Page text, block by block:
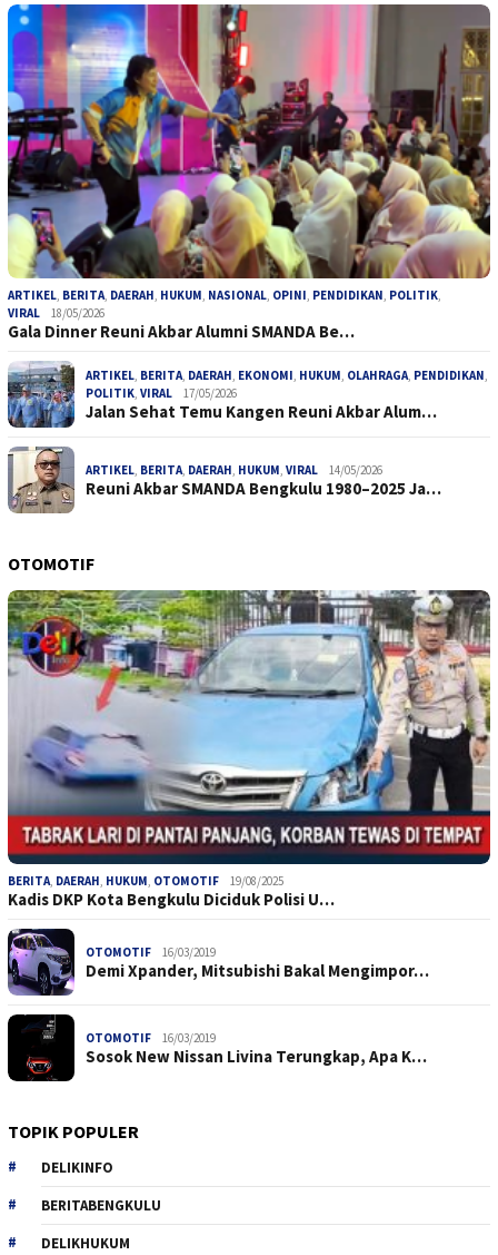
ARTIKEL, BERITA, DAERAH, HUKUM, NASIONAL, OPINI, PENDIDIKAN, POLITIK,
VIRAL
18/05/2026
Gala Dinner Reuni Akbar Alumni SMANDA Be…
ARTIKEL, BERITA, DAERAH, EKONOMI, HUKUM, OLAHRAGA, PENDIDIKAN,
POLITIK, VIRAL 17/05/2026
Jalan Sehat Temu Kangen Reuni Akbar Alum…
ARTIKEL, BERITA, DAERAH, HUKUM, VIRAL 14/05/2026
Reuni Akbar SMANDA Bengkulu 1980–2025 Ja…
OTOMOTIF
BERITA, DAERAH, HUKUM, OTOMOTIF 19/08/2025
Kadis DKP Kota Bengkulu Diciduk Polisi U…
OTOMOTIF 16/03/2019
Demi Xpander, Mitsubishi Bakal Mengimpor…
OTOMOTIF 16/03/2019
Sosok New Nissan Livina Terungkap, Apa K…
TOPIK POPULER
DELIKINFO
BERITABENGKULU
DELIKHUKUM